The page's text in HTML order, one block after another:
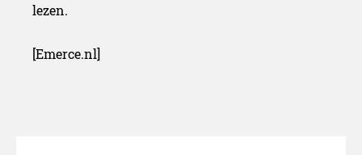
lezen.
[Emerce.nl]